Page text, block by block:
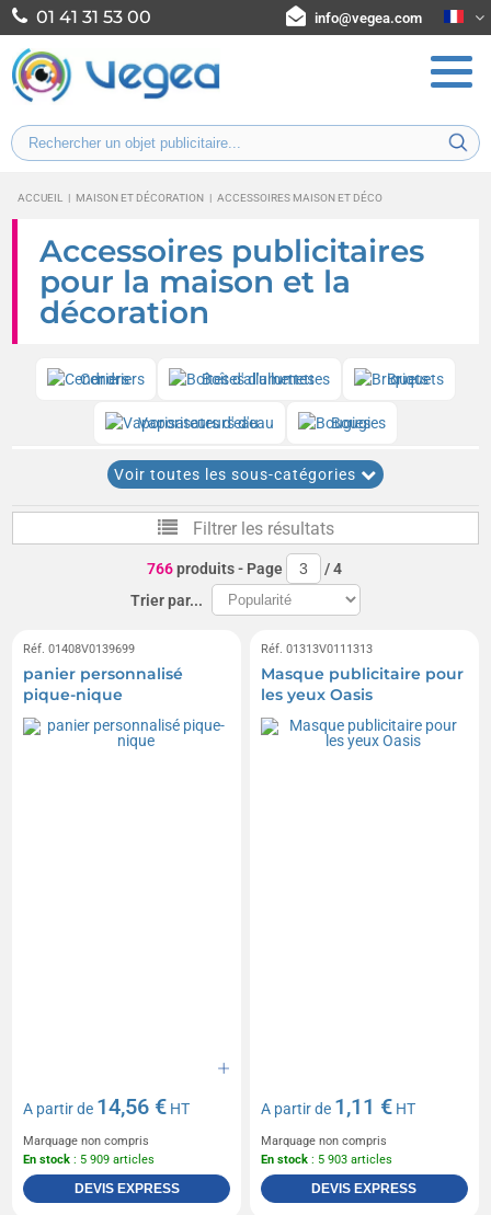
01 41 31 53 00 info@vegea.com
ACCUEIL | MAISON ET DÉCORATION | ACCESSOIRES MAISON ET DÉCO
Accessoires publicitaires
pour la maison et la
décoration
Cendriers Boîtes d'allumettes Briquets
Vaporisateurs d'eau Bougies
Accessoires maison écologiques, bio, recyclés liés au développement
Désodorisants Masques de nuit
Accessoires de décoration
Briquets Bic Photophores
Sacs porte-bouteilles Chausse-pieds
Oreillers gonflables Paniers Multiprises
Allume-gaz et allume-bougie Thermomètres
Entonnoirs
Encens Pelles à neige Pinces à linge
Veilleuses Cale-portes et bloqueurs de portes
Voir toutes les sous-catégories
Filtrer les résultats
766produits- Page /4
Trier par...
Réf. 01408V0139699
panier personnalisé
pique-nique
A partir de 14,56 € HT
Marquage non compris
En stock : 5 909 articles
DEVIS EXPRESS
Réf. 01313V0111313
Masque publicitaire pour
les yeux Oasis
A partir de 1,11 € HT
Marquage non compris
En stock : 5 903 articles
DEVIS EXPRESS